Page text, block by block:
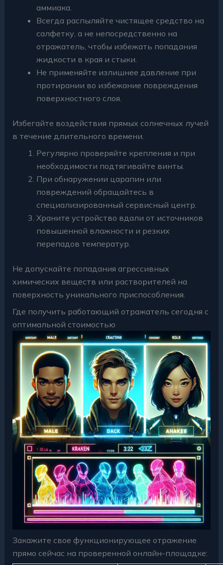
аммиака.
Всегда распыляйте чистящее средство на
салфетку, а не непосредственно на
отражатель, чтобы избежать попадания
жидкости в края и стыки.
Не применяйте излишнее давление при
протирании во избежание повреждения
поверхностного слоя.
Избегайте воздействия прямых солнечных лучей
в течение длительного времени.
Регулярно проверяйте крепления и при
необходимости подтягивайте винты.
При обнаружении царапин или
повреждений обращайтесь в
специализированный сервисный центр.
Храните устройство вдали от источников
повышенной влажности и резких
перепадов температур.
Не допускайте попадания агрессивных
химических веществ или растворителей на
поверхность уникального приспособления.
Где получить работающий отражатель сегодня с
оптимальной стоимостью
Закажите свое функционирующее отражение
прямо сейчас на проверенной онлайн-площадке: